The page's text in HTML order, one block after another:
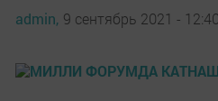
admin, 9 сентябрь 2021 - 12:40